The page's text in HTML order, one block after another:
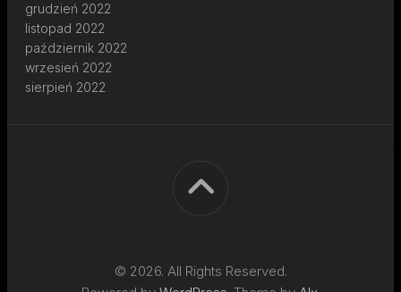
grudzień 2022
listopad 2022
październik 2022
wrzesień 2022
sierpień 2022
© 2026. All Rights Reserved.